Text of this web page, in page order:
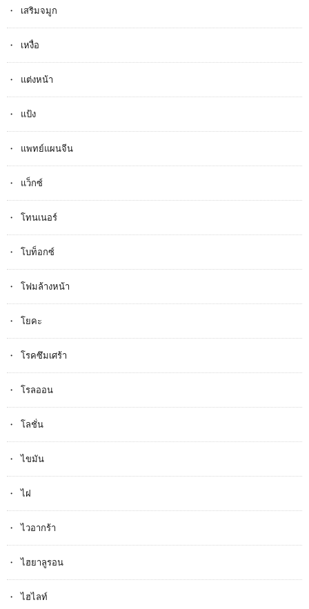
เสริมจมูก
เหงื่อ
แต่งหน้า
แป้ง
แพทย์แผนจีน
แว็กซ์
โทนเนอร์
โบท็อกซ์
โฟมล้างหน้า
โยคะ
โรคซึมเศร้า
โรลออน
โลชั่น
ไขมัน
ไฝ
ไวอากร้า
ไฮยาลูรอน
ไฮไลท์